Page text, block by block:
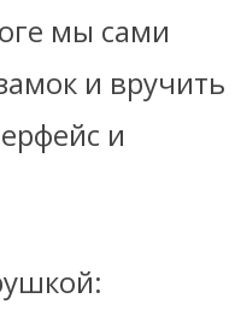
мы сами
и вручить
и